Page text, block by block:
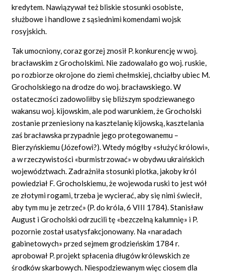
kredytem. Nawiązywał też bliskie stosunki osobiste,
służbowe i handlowe z sąsiednimi komendami wojsk
rosyjskich.
Tak umocniony, coraz gorzej znosił P. konkurencję w woj.
bracławskim z Grocholskimi. Nie zadowalało go woj. ruskie,
po rozbiorze okrojone do ziemi chełmskiej, chciałby ubiec M.
Grocholskiego na drodze do woj. bracławskiego. W
ostateczności zadowoliłby się bliższym spodziewanego
wakansu woj. kijowskim, ale pod warunkiem, że Grocholski
zostanie przeniesiony na kasztelanię kijowską, kasztelania
zaś bracławska przypadnie jego protegowanemu –
Bierzyńskiemu (Józefowi?). Wtedy mógłby «służyć królowi»,
a w rzeczywistości «burmistrzować» w obydwu ukraińskich
województwach. Zadrażniła stosunki plotka, jakoby król
powiedział F. Grocholskiemu, że wojewoda ruski to jest wół
ze złotymi rogami, trzeba je wycierać, aby się nimi świecił,
aby tym mu je zetrzeć» (P. do króla, 6 VIII 1784). Stanisław
August i Grocholski odrzucili tę «bezczelną kalumnię» i P.
pozornie został usatysfakcjonowany. Na «naradach
gabinetowych» przed sejmem grodzieńskim 1784 r.
aprobował P. projekt spłacenia długów królewskich ze
środków skarbowych. Niespodziewanym więc ciosem dla